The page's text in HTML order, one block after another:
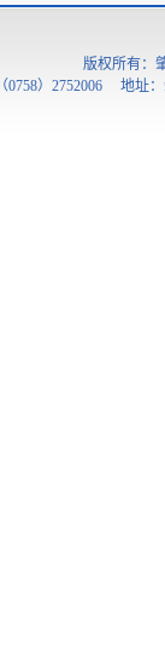
版权所有：
0758）2752006 地址